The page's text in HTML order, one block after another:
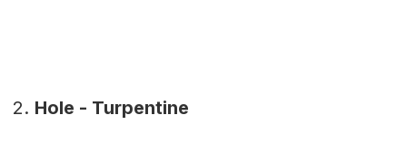
2. Hole - Turpentine